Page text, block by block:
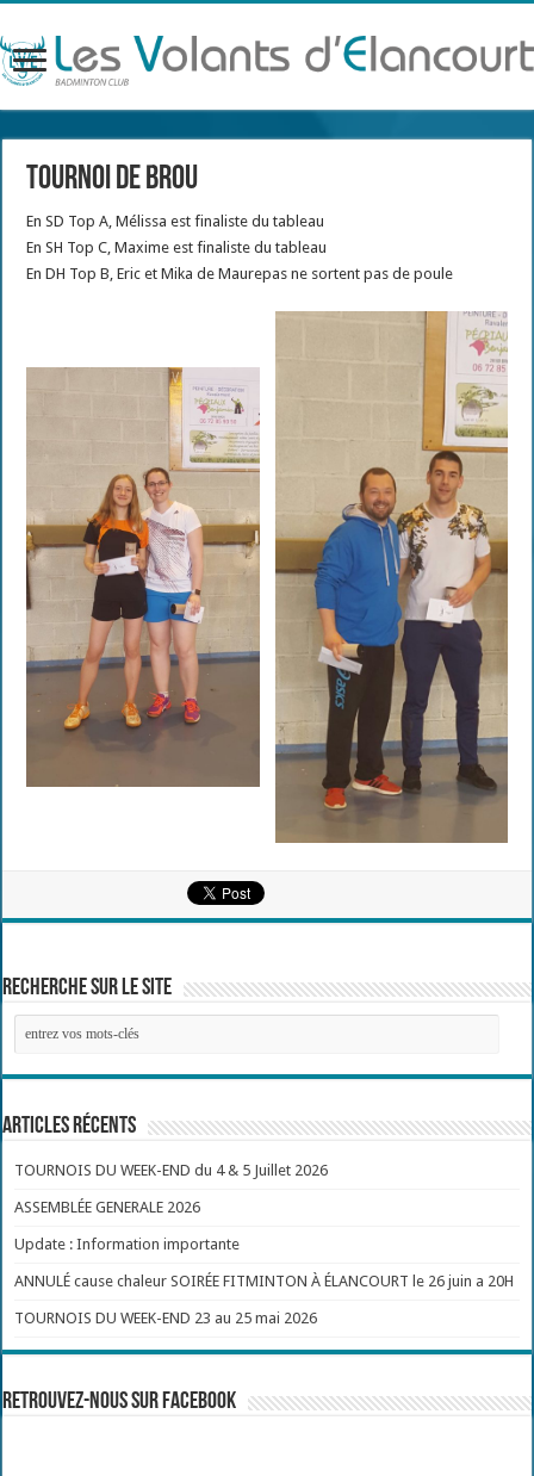
Tournoi de Brou
En SD Top A, Mélissa est finaliste du tableau
En SH Top C, Maxime est finaliste du tableau
En DH Top B, Eric et Mika de Maurepas ne sortent pas de poule
Recherche sur le site
Articles récents
TOURNOIS DU WEEK-END du 4 & 5 Juillet 2026
ASSEMBLÉE GENERALE 2026
Update : Information importante
ANNULÉ cause chaleur SOIRÉE FITMINTON À ÉLANCOURT le 26 juin a 20H
TOURNOIS DU WEEK-END 23 au 25 mai 2026
Retrouvez-nous sur Facebook